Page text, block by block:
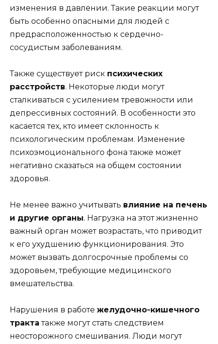
изменения в давлении. Такие реакции могут
быть особенно опасными для людей с
предрасположенностью к сердечно-
сосудистым заболеваниям.
Также существует риск психических
расстройств. Некоторые люди могут
сталкиваться с усилением тревожности или
депрессивных состояний. В особенности это
касается тех, кто имеет склонность к
психологическим проблемам. Изменение
психоэмоционального фона также может
негативно сказаться на общем состоянии
здоровья.
Не менее важно учитывать влияние на печень
и другие органы. Нагрузка на этот жизненно
важный орган может возрастать, что приводит
к его ухудшению функционирования. Это
может вызвать долгосрочные проблемы со
здоровьем, требующие медицинского
вмешательства.
Нарушения в работе желудочно-кишечного
тракта также могут стать следствием
неосторожного смешивания. Люди могут